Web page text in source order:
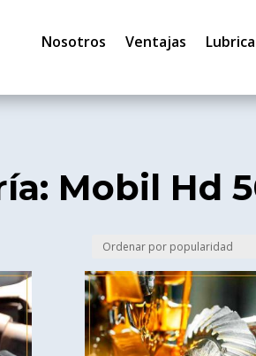
Nosotros Ventajas
Mobil Hd